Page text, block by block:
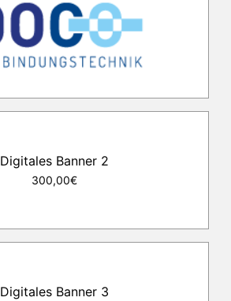
Digitales Banner 2
300,00€
Digitales Banner 3